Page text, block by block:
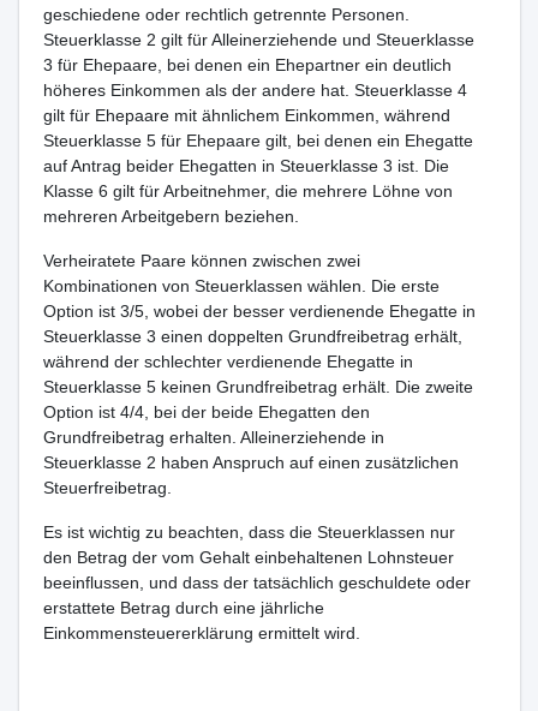
geschiedene oder rechtlich getrennte Personen.
Steuerklasse 2 gilt für Alleinerziehende und Steuerklasse
3 für Ehepaare, bei denen ein Ehepartner ein deutlich
höheres Einkommen als der andere hat. Steuerklasse 4
gilt für Ehepaare mit ähnlichem Einkommen, während
Steuerklasse 5 für Ehepaare gilt, bei denen ein Ehegatte
auf Antrag beider Ehegatten in Steuerklasse 3 ist. Die
Klasse 6 gilt für Arbeitnehmer, die mehrere Löhne von
mehreren Arbeitgebern beziehen.
Verheiratete Paare können zwischen zwei
Kombinationen von Steuerklassen wählen. Die erste
Option ist 3/5, wobei der besser verdienende Ehegatte in
Steuerklasse 3 einen doppelten Grundfreibetrag erhält,
während der schlechter verdienende Ehegatte in
Steuerklasse 5 keinen Grundfreibetrag erhält. Die zweite
Option ist 4/4, bei der beide Ehegatten den
Grundfreibetrag erhalten. Alleinerziehende in
Steuerklasse 2 haben Anspruch auf einen zusätzlichen
Steuerfreibetrag.
Es ist wichtig zu beachten, dass die Steuerklassen nur
den Betrag der vom Gehalt einbehaltenen Lohnsteuer
beeinflussen, und dass der tatsächlich geschuldete oder
erstattete Betrag durch eine jährliche
Einkommensteuererklärung ermittelt wird.